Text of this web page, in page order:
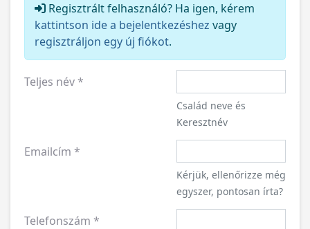
Regisztrált felhasználó? Ha igen, kérem
kattintson ide a bejelentkezéshez vagy
regisztráljon egy új fiókot.
Teljes név*
Család neve és
Keresztnév
Emailcím *
Kérjük, ellenőrizze még
egyszer, pontosan írta?
Telefonszám *